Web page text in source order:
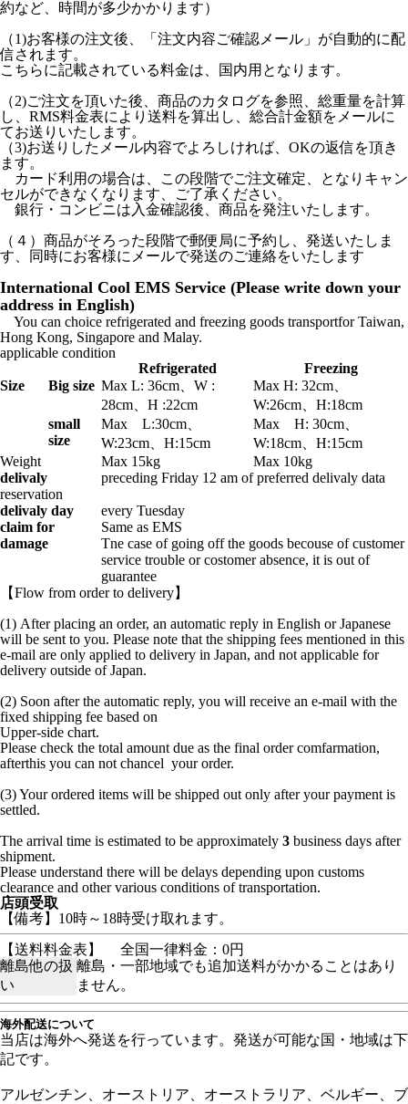
約など、時間が多少かかります）
（1)お客様の注文後、「注文内容ご確認メール」が自動的に配
信されます。
こちらに記載されている料金は、国内用となります。
（2)ご注文を頂いた後、商品のカタログを参照、総重量を計算
し、RMS料金表により送料を算出し、総合計金額をメールに
てお送りいたします。
（3)お送りしたメール内容でよろしければ、OKの返信を頂き
ます。
カード利用の場合は、この段階でご注文確定、となりキャン
セルができなくなります、ご了承ください。
銀行・コンビニは入金確認後、商品を発注いたします。
（４）商品がそろった段階で郵便局に予約し、発送いたしま
す、同時にお客様にメールで発送のご連絡をいたします
International Cool EMS Service (Please write down your
address in English)
You can choice refrigerated and freezing goods transportfor Taiwan,
Hong Kong, Singapore and Malay.
applicable condition
Refrigerated
Freezing
Size
Big size Max L: 36cm、W :
28cm、H :22cm
Max H: 32cm、
W:26cm、H:18cm
small
size
Max L:30cm、
W:23cm、H:15cm
Max H: 30cm、
W:18cm、H:15cm
Weight
Max 15kg
Max 10kg
delivaly
reservation
preceding Friday 12 am of preferred delivaly data
delivaly day
every Tuesday
claim for
damage
Same as EMS
Tne case of going off the goods becouse of customer
service trouble or costomer absence, it is out of
guarantee
【Flow from order to delivery】
(1) After placing an order, an automatic reply in English or Japanese
will be sent to you. Please note that the shipping fees mentioned in this
e-mail are only applied to delivery in Japan, and not applicable for
delivery outside of Japan.
(2) Soon after the automatic reply, you will receive an e-mail with the
fixed shipping fee based on
Upper-side chart.
Please check the total amount due as the final order comfarmation,
afterthis you can not chancel your order.
(3) Your ordered items will be shipped out only after your payment is
settled.
The arrival time is estimated to be approximately 3 business days after
shipment.
Please understand there will be delays depending upon customs
clearance and other various conditions of transportation.
店頭受取
【備考】10時～18時受け取れます。
【送料料金表】
全国一律料金：0円
離島他の扱
い
離島・一部地域でも追加送料がかかることはあり
ません。
海外配送について
当店は海外へ発送を行っています。発送が可能な国・地域は下
記です。
アルゼンチン、オーストリア、オーストラリア、ベルギー、ブ